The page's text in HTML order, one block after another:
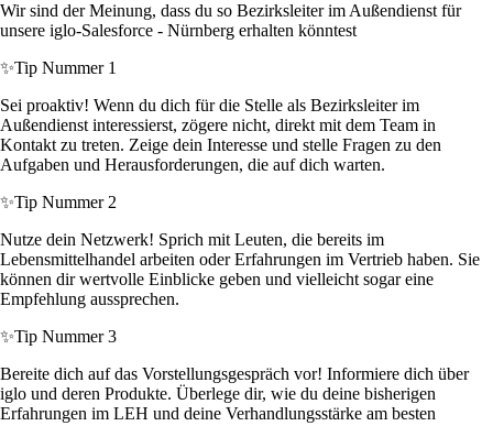
Wir sind der Meinung, dass du so Bezirksleiter im Außendienst für
unsere iglo-Salesforce - Nürnberg erhalten könntest
✨Tip Nummer 1
Sei proaktiv! Wenn du dich für die Stelle als Bezirksleiter im
Außendienst interessierst, zögere nicht, direkt mit dem Team in
Kontakt zu treten. Zeige dein Interesse und stelle Fragen zu den
Aufgaben und Herausforderungen, die auf dich warten.
✨Tip Nummer 2
Nutze dein Netzwerk! Sprich mit Leuten, die bereits im
Lebensmittelhandel arbeiten oder Erfahrungen im Vertrieb haben. Sie
können dir wertvolle Einblicke geben und vielleicht sogar eine
Empfehlung aussprechen.
✨Tip Nummer 3
Bereite dich auf das Vorstellungsgespräch vor! Informiere dich über
iglo und deren Produkte. Überlege dir, wie du deine bisherigen
Erfahrungen im LEH und deine Verhandlungsstärke am besten